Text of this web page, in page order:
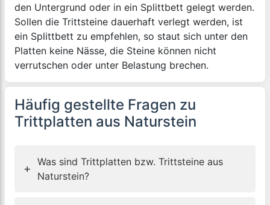
den Untergrund oder in ein Splittbett gelegt werden.
Sollen die Trittsteine dauerhaft verlegt werden, ist
ein Splittbett zu empfehlen, so staut sich unter den
Platten keine Nässe, die Steine können nicht
verrutschen oder unter Belastung brechen.
Häufig gestellte Fragen zu
Trittplatten aus Naturstein
+
Was sind Trittplatten bzw. Trittsteine aus
Naturstein?